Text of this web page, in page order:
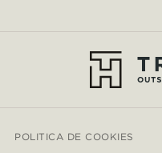
POLITICA DE COOKIES